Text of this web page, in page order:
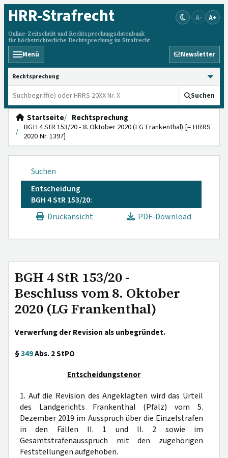
HRR-Strafrecht
Online-Zeitschrift und Rechtsprechungsdatenbank
für höchstrichterliche Rechtsprechung im Strafrecht
A- A+
Menü Newsletter
HRRS durchsuchen
Suchen
Startseite
Rechtsprechung
BGH 4 StR 153/20 - 8. Oktober 2020 (LG Frankenthal) [= HRRS
2020 Nr. 1397]
Suchen
Entscheidung
BGH 4 StR 153/20:
Druckansicht
PDF-Download
BGH 4 StR 153/20 -
Beschluss vom 8. Oktober
2020 (LG Frankenthal)
Verwerfung der Revision als unbegründet.
§349Abs. 2 StPO
Entscheidungstenor
1. Auf die Revision des Angeklagten wird das Urteil
des Landgerichts Frankenthal (Pfalz) vom 5.
Dezember 2019 im Ausspruch über die Einzelstrafen
in den Fällen II. 1 und II. 2 sowie im
Gesamtstrafenausspruch mit den zugehörigen
Feststellungen aufgehoben.